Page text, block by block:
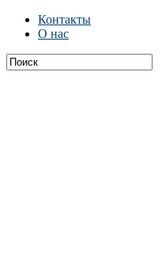
Контакты
О нас